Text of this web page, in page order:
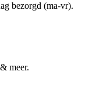
bezorgd (ma-vr).
meer.